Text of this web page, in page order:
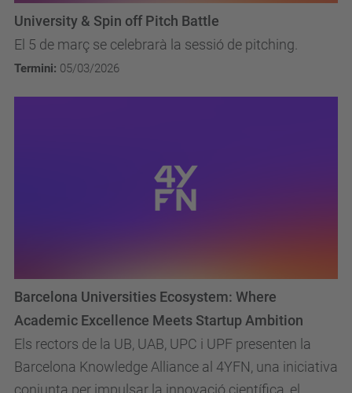
El 5 de març se celebrarà la sessió de pitching.
University & Spin off Pitch Battle
Termini: 05/03/2026
Els rectors de la UB, UAB, UPC i UPF presenten la
Barcelona Knowledge Alliance al 4YFN, una iniciativa
Barcelona Universities Ecosystem: Where
Academic Excellence Meets Startup Ambition